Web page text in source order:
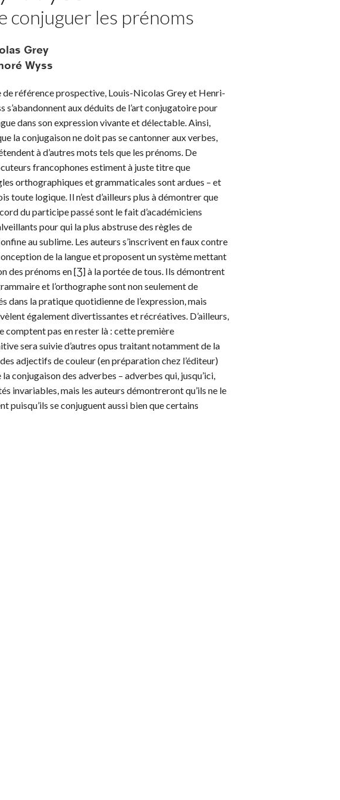
conjuguer les prénoms
Grey
Wyss
de référence prospective, Louis-Nicolas Grey et Henri-
s’abandonnent aux déduits de l’art conjugatoire pour
dans son expression vivante et délectable. Ainsi,
la conjugaison ne doit pas se cantonner aux verbes,
à d’autres mots tels que les prénoms. De
francophones estiment à juste titre que
orthographiques et grammaticales sont ardues – et
toute logique. Il n’est d’ailleurs plus à démontrer que
du participe passé sont le fait d’académiciens
pour qui la plus abstruse des règles de
au sublime. Les auteurs s’inscrivent en faux contre
de la langue et proposent un système mettant
des prénoms en [Ʒ] à la portée de tous. Ils démontrent
et l’orthographe sont non seulement de
dans la pratique quotidienne de l’expression, mais
également divertissantes et récréatives. D’ailleurs,
comptent pas en rester là : cette première
sera suivie d’autres opus traitant notamment de la
adjectifs de couleur (en préparation chez l’éditeur)
la conjugaison des adverbes – adverbes qui, jusqu’ici,
invariables, mais les auteurs démontreront qu’ils ne le
puisqu’ils se conjuguent aussi bien que certains